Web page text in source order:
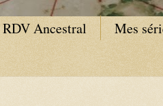
RDV Ancestral Mes